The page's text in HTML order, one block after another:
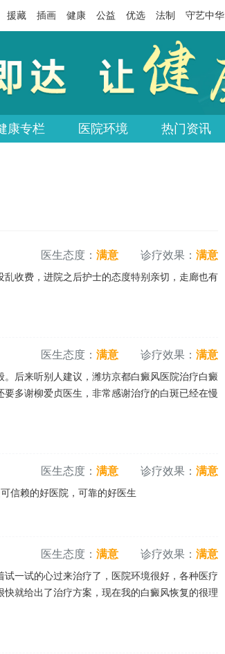
援藏 插画 健康 公益 优选 法制 守艺中华
康专栏 医院环境 热门资讯
医生态度： 满意 诊疗效果： 满意
收费，进院之后护士的态度特别亲切，走廊也有
医生态度： 满意 诊疗效果： 满意
后来听别人建议，潍坊京都白癜风医院治疗白癜
多谢柳爱贞医生，非常感谢治疗的白斑已经在慢
医生态度： 满意 诊疗效果： 满意
信赖的好医院，可靠的好医生
医生态度： 满意 诊疗效果： 满意
一试的心过来治疗了，医院环境很好，各种医疗
就给出了治疗方案，现在我的白癜风恢复的很理